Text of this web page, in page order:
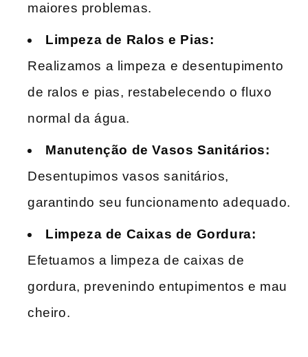
maiores problemas.
Limpeza de Ralos e Pias:
Realizamos a limpeza e desentupimento
de ralos e pias, restabelecendo o fluxo
normal da água.
Manutenção de Vasos Sanitários:
Desentupimos vasos sanitários,
garantindo seu funcionamento adequado.
Limpeza de Caixas de Gordura:
Efetuamos a limpeza de caixas de
gordura, prevenindo entupimentos e mau
cheiro.